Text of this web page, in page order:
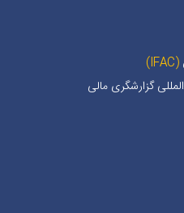
(IFAC)
گزارشگری مالی